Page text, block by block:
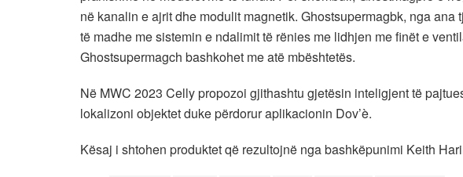
në kanalin e ajrit dhe modulit magnetik. Ghostsupermagbk, nga ana
të madhe me sistemin e ndalimit të rënies me lidhjen me finët e
Ghostsupermagch bashkohet me atë mbështetës.
Në MWC 2023 Celly propozoi gjithashtu gjetësin inteligjent të
lokalizoni objektet duke përdorur aplikacionin Dov’è.
Kësaj i shtohen produktet që rezultojnë nga bashkëpunimi Keith